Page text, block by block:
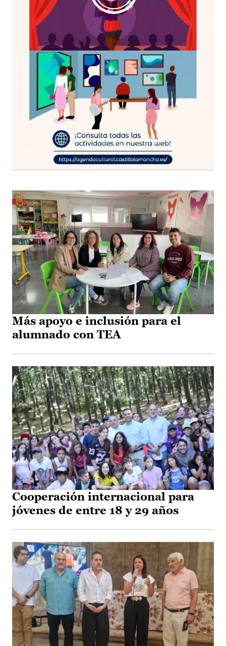
Más apoyo e inclusión para el
alumnado con TEA
Cooperación internacional para
jóvenes de entre 18 y 29 años